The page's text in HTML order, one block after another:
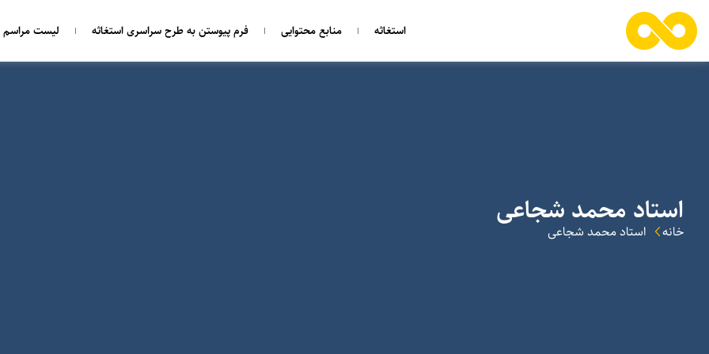
استغاثه منابع محتوایی فرم پیوستن به طرح سراسری استغاثه لیست مراسم
استاد محمد شجاعی
خانه استاد محمد شجاعی